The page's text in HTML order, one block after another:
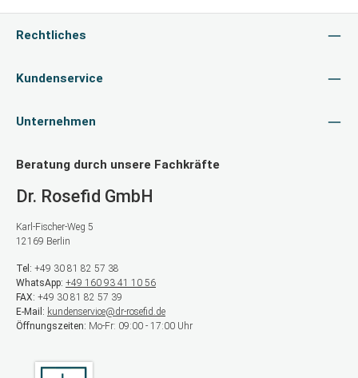
Rechtliches
Kundenservice
Unternehmen
Beratung durch unsere Fachkräfte
Dr. Rosefid GmbH
Karl-Fischer-Weg 5
12169 Berlin
Tel: +49 30 81 82 57 38
WhatsApp: +49 160 93 41 10 56
FAX: +49 30 81 82 57 39
E-Mail: kundenservice@dr-rosefid.de
Öffnungszeiten: Mo-Fr: 09:00 - 17:00 Uhr